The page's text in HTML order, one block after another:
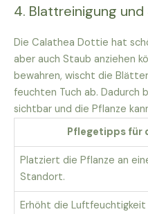
4. Blattreinigung
Die Calathea Dottie hat
aber auch Staub anziehen
bewahren, wischt die
feuchten Tuch ab.
sichtbar und die Pflanze
Pflegetipps für
Platziert die Pflanze an
Standort.
Erhöht die